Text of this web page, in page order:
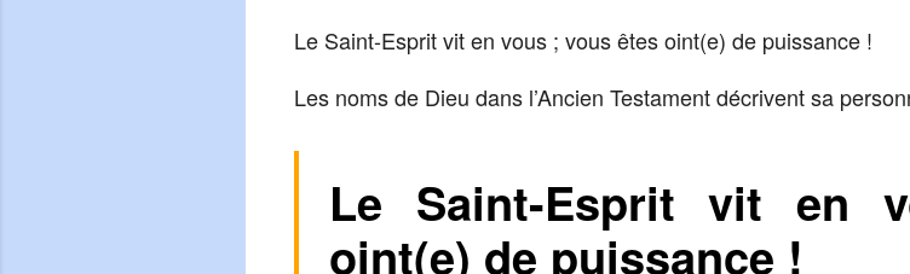
Le Saint-Esprit vit en vous ; vous êtes oint(e) de puissance !
Les noms de Dieu dans l’Ancien Testament décrivent sa
Le Saint-Esprit vit en
oint(e) de puissance !